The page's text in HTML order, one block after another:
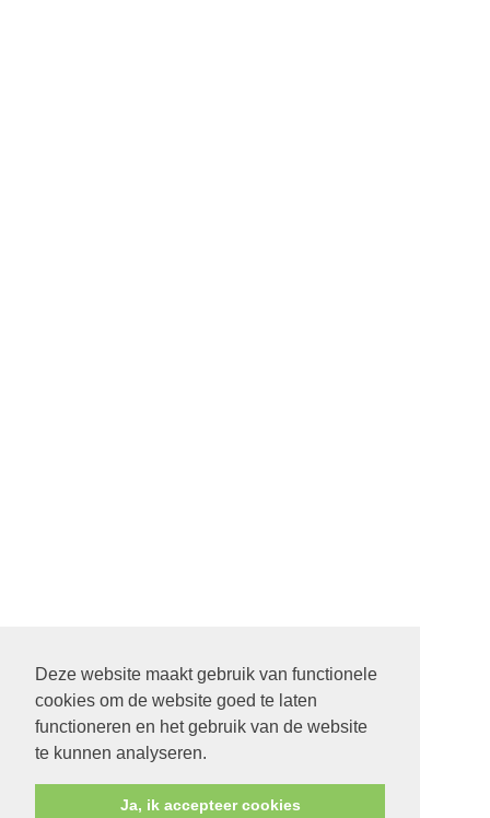
Deze website maakt gebruik van functionele
cookies om de website goed te laten
functioneren en het gebruik van de website
te kunnen analyseren.
Ja, ik accepteer cookies